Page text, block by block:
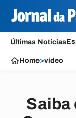
Últimas Notícias
Home>vídeo
Saiba